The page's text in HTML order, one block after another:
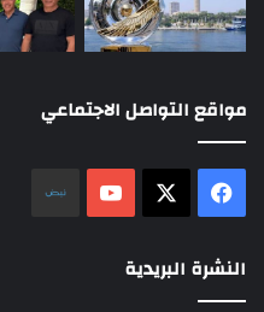
مواقع التواصل الاجتماعي
فيسبوك ‫YouTube
النشرة البريدية